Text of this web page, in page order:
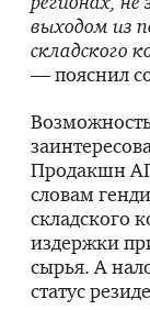
выходом из
складского
— пояснил
Продакшн
словам
складского
издержки
сырья. А
статус